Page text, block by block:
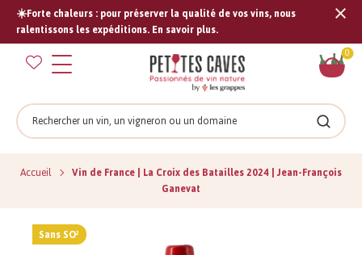
☀️Forte chaleurs : pour préserver la qualité de vos vins, nous
ralentissons les expéditions. En savoir plus.
0
Rechercher
Accueil
Vin de France | La Croix des Batailles 2024 | Jean-François
Ganevat
Sans SO²